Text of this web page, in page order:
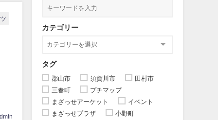
カテゴリー
タグ
郡山市 須賀川市
田村市
三春町
プチマップ
まざっせアーケット
イベント
まざっせプラザ
小野町